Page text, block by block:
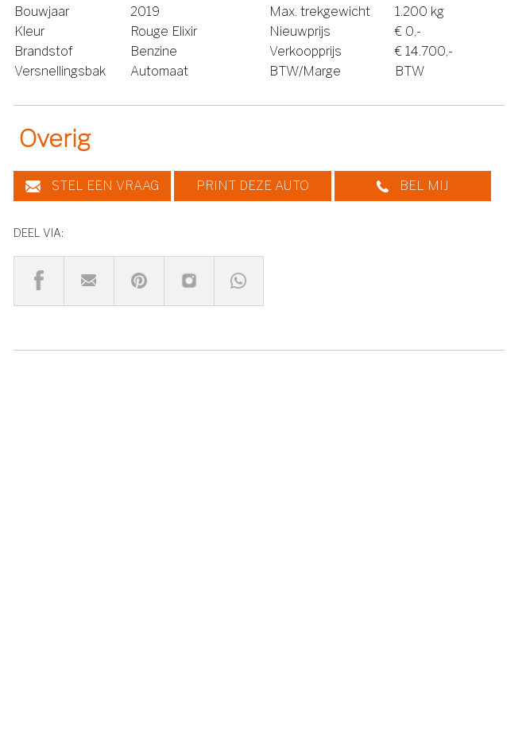
Bouwjaar
2019
Kleur
Rouge Elixir
Brandstof
Benzine
Versnellingsbak
Automaat
Max. trekgewicht
1.200 kg
Nieuwprijs
€ 0,-
Verkoopprijs
€ 14.700,-
BTW/Marge
BTW
Overig
STEL EEN VRAAG PRINT DEZE AUTO BEL MIJ
DEEL VIA: